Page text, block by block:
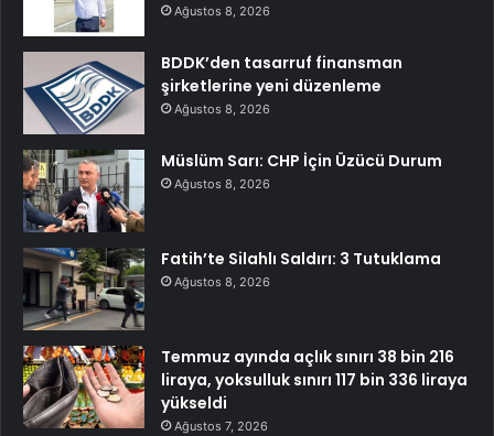
Ağustos 8, 2026
BDDK’den tasarruf finansman
şirketlerine yeni düzenleme
Ağustos 8, 2026
Müslüm Sarı: CHP İçin Üzücü Durum
Ağustos 8, 2026
Fatih’te Silahlı Saldırı: 3 Tutuklama
Ağustos 8, 2026
Temmuz ayında açlık sınırı 38 bin 216
liraya, yoksulluk sınırı 117 bin 336 liraya
yükseldi
Ağustos 7, 2026